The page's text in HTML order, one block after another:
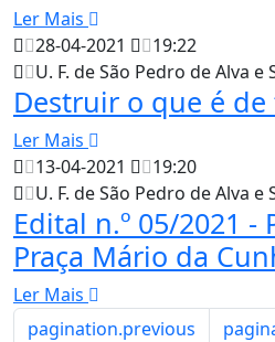
Ler Mais
28-04-2021
19:22
U. F. de São Pedro de Alva
Destruir o que é
Ler Mais
13-04-2021
19:20
U. F. de São Pedro de Alva
Edital n.º 05/2021 -
Praça Mário da
Ler Mais
pagination.previous